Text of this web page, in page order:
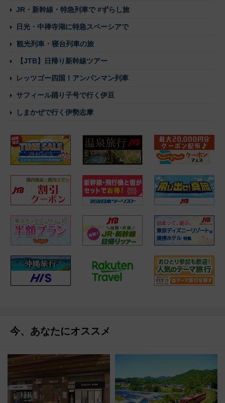
JR・新幹線・特急列車で #ずらし旅
日光・中禅寺湖に特急スペーシアで
観光列車・寝台列車の旅
【JTB】日帰り新幹線ツアー
レッツゴー四国！アンパンマン列車
サフィール踊り子号で行く伊豆
しまかぜで行く伊勢志摩
今、あなたにオススメ